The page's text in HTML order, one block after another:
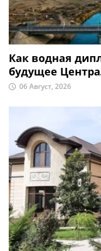
Как водная
будущее
06 Август, 2026